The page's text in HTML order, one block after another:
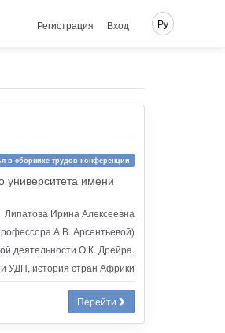
Регистрация Вход Ру
в сборнике трудов конференции
университета имени
Липатова Ирина Алексеевна
А.В. Арсентьевой)
деятельности О.К. Дрейра.
УДН, история стран Африки
Перейти